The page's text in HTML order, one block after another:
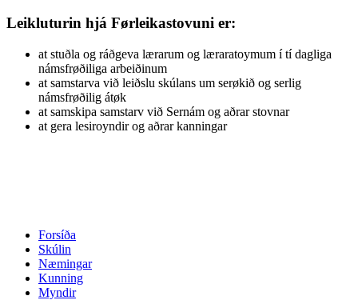
Leikluturin hjá Førleikastovuni er:
at stuðla og ráðgeva lærarum og læraratoymum í tí dagliga
námsfrøðiliga arbeiðinum
at samstarva við leiðslu skúlans um serøkið og serlig
námsfrøðilig átøk
at samskipa samstarv við Sernám og aðrar stovnar
at gera lesiroyndir og aðrar kanningar
Forsíða
Skúlin
Næmingar
Kunning
Myndir